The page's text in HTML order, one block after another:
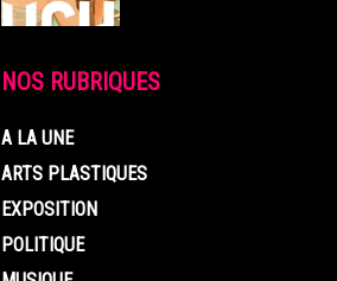
NOS RUBRIQUES
A LA UNE
ARTS PLASTIQUES
EXPOSITION
POLITIQUE